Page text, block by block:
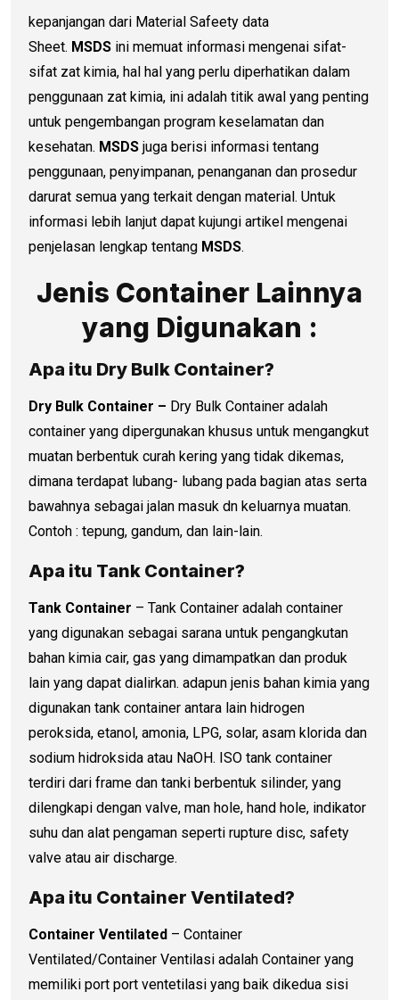
kepanjangan dari Material Safeety data
Sheet. MSDS ini memuat informasi mengenai sifat-
sifat zat kimia, hal hal yang perlu diperhatikan dalam
penggunaan zat kimia, ini adalah titik awal yang penting
untuk pengembangan program keselamatan dan
kesehatan. MSDS juga berisi informasi tentang
penggunaan, penyimpanan, penanganan dan prosedur
darurat semua yang terkait dengan material. Untuk
informasi lebih lanjut dapat kujungi artikel mengenai
penjelasan lengkap tentang MSDS.
Jenis Container Lainnya
yang Digunakan :
Apa itu Dry Bulk Container?
Dry Bulk Container – Dry Bulk Container adalah
container yang dipergunakan khusus untuk mengangkut
muatan berbentuk curah kering yang tidak dikemas,
dimana terdapat lubang- lubang pada bagian atas serta
bawahnya sebagai jalan masuk dn keluarnya muatan.
Contoh : tepung, gandum, dan lain-lain.
Apa itu Tank Container?
Tank Container – Tank Container adalah container
yang digunakan sebagai sarana untuk pengangkutan
bahan kimia cair, gas yang dimampatkan dan produk
lain yang dapat dialirkan. adapun jenis bahan kimia yang
digunakan tank container antara lain hidrogen
peroksida, etanol, amonia, LPG, solar, asam klorida dan
sodium hidroksida atau NaOH. ISO tank container
terdiri dari frame dan tanki berbentuk silinder, yang
dilengkapi dengan valve, man hole, hand hole, indikator
suhu dan alat pengaman seperti rupture disc, safety
valve atau air discharge.
Apa itu Container Ventilated?
Container Ventilated – Container
Ventilated/Container Ventilasi adalah Container yang
memiliki port port ventetilasi yang baik dikedua sisi